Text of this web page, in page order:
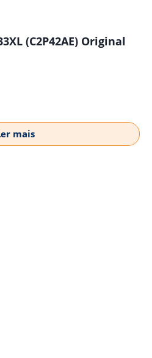
(C2P42AE) Original
mais